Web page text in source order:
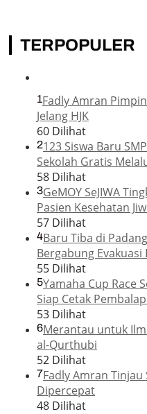
TERPOPULER
1Fadly Amran
Jelang HJK
60 Dilihat
2123 Siswa Baru
Sekolah Gratis
58 Dilihat
3GeMOY SeJIWA
Pasien Kesehatan
57 Dilihat
4Baru Tiba di
Bergabung
55 Dilihat
5Yamaha Cup Race
Siap Cetak
53 Dilihat
6Merantau untuk
al-Qurthubi
52 Dilihat
7Fadly Amran Tinjau
Dipercepat
48 Dilihat